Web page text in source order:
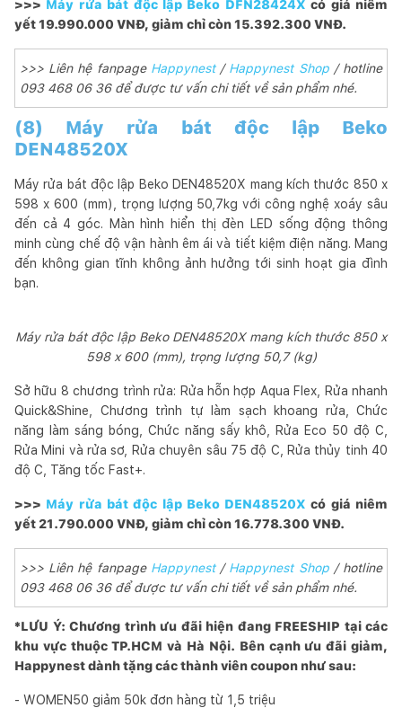
>>> Máy rửa bát độc lập Beko DFN28424X có giá niêm
yết 19.990.000 VNĐ, giảm chỉ còn 15.392.300 VNĐ.
>>> Liên hệ fanpage Happynest/ Happynest Shop/ hotline
093 468 06 36 để được tư vấn chi tiết về sản phẩm nhé.
(8) Máy rửa bát độc lập Beko
DEN48520X
Máy rửa bát độc lập Beko DEN48520X mang kích thước 850 x
598 x 600 (mm), trọng lượng 50,7kg với công nghệ xoáy sâu
đến cả 4 góc. Màn hình hiển thị đèn LED sống động thông
minh cùng chế độ vận hành êm ái và tiết kiệm điện năng. Mang
đến không gian tĩnh không ảnh hưởng tới sinh hoạt gia đình
bạn.
Máy rửa bát độc lập Beko DEN48520X mang kích thước 850 x
598 x 600 (mm), trọng lượng 50,7 (kg)
Sở hữu 8 chương trình rửa: Rửa hỗn hợp Aqua Flex, Rửa nhanh
Quick&Shine, Chương trình tự làm sạch khoang rửa, Chức
năng làm sáng bóng, Chức năng sấy khô, Rửa Eco 50 độ C,
Rửa Mini và rửa sơ, Rửa chuyên sâu 75 độ C, Rửa thủy tinh 40
độ C, Tăng tốc Fast+.
>>> Máy rửa bát độc lập Beko DEN48520X có giá niêm
yết 21.790.000 VNĐ, giảm chỉ còn 16.778.300 VNĐ.
>>> Liên hệ fanpage Happynest/ Happynest Shop/ hotline
093 468 06 36 để được tư vấn chi tiết về sản phẩm nhé.
*LƯU Ý: Chương trình ưu đãi hiện đang FREESHIP tại các
khu vực thuộc TP.HCM và Hà Nội. Bên cạnh ưu đãi giảm,
Happynest dành tặng các thành viên coupon như sau:
- WOMEN50 giảm 50k đơn hàng từ 1,5 triệu